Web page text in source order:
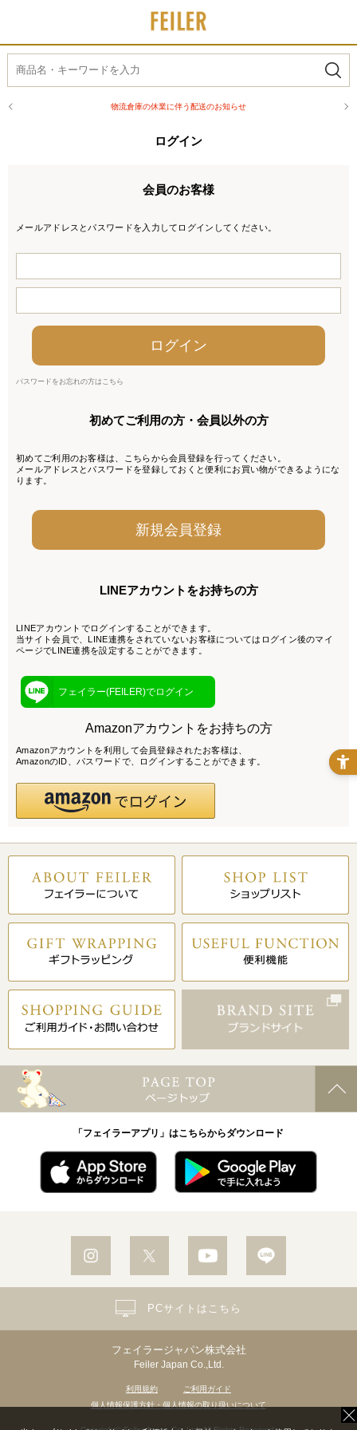
物流倉庫の休業に伴う配送のお知らせ
ログイン
会員のお客様
メールアドレスとパスワードを入力してログインしてください。
パスワードをお忘れの方はこちら
初めてご利用の方・会員以外の方
初めてご利用のお客様は、こちらから会員登録を行ってください。
メールアドレスとパスワードを登録しておくと便利にお買い物ができるようにな
ります。
LINEアカウントをお持ちの方
LINEアカウントでログインすることができます。
当サイト会員で、LINE連携をされていないお客様についてはログイン後のマイ
ページでLINE連携を設定することができます。
フェイラー(FEILER)でログイン
Amazonアカウントをお持ちの方
Amazonアカウントを利用して会員登録されたお客様は、
AmazonのID、パスワードで、ログインすることができます。
「フェイラーアプリ」はこちらからダウンロード
フェイラージャパン株式会社
Feiler Japan Co.,Ltd.
利用規約
ご利用ガイド
個人情報保護方針・個人情報の取り扱いについて
PCサイトはこちら